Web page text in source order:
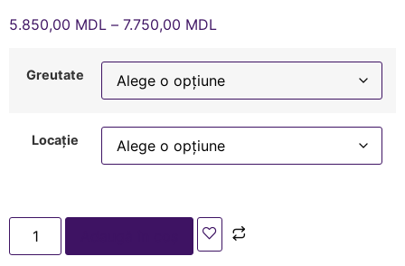
5.850,00 MDL – 7.750,00 MDL
Greutate
Locație